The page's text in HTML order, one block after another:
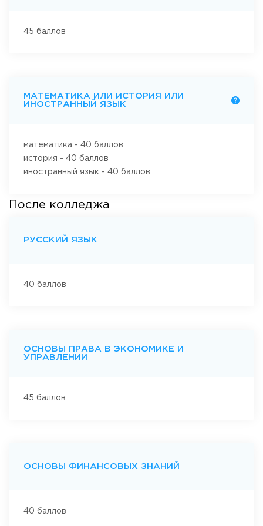
45 баллов
МАТЕМАТИКА ИЛИ ИСТОРИЯ ИЛИ
ИНОСТРАННЫЙ ЯЗЫК
математика - 40 баллов
история - 40 баллов
иностранный язык - 40 баллов
После колледжа
РУССКИЙ ЯЗЫК
40 баллов
ОСНОВЫ ПРАВА В ЭКОНОМИКЕ И
УПРАВЛЕНИИ
45 баллов
ОСНОВЫ ФИНАНСОВЫХ ЗНАНИЙ
40 баллов